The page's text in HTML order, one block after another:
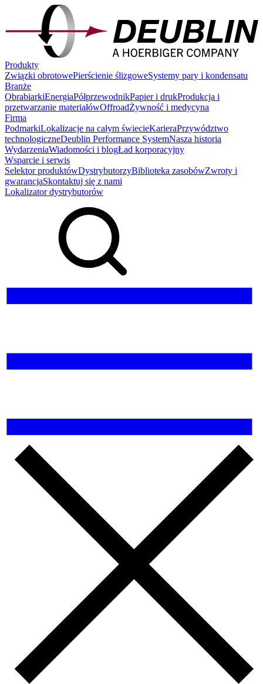
Produkty
Związki obrotowePierścienie ślizgoweSystemy pary i kondensatu
Branże
ObrabiarkiEnergiaPółprzewodnikPapier i drukProdukcja i
przetwarzanie materiałówOffroadŻywność i medycyna
Firma
PodmarkiLokalizacje na całym świecieKarieraPrzywództwo
technologiczneDeublin Performance SystemNasza historia
WydarzeniaWiadomości i blogŁad korporacyjny
Wsparcie i serwis
Selektor produktówDystrybutorzyBiblioteka zasobówZwroty i
gwarancjaSkontaktuj się z nami
Lokalizator dystrybutorów